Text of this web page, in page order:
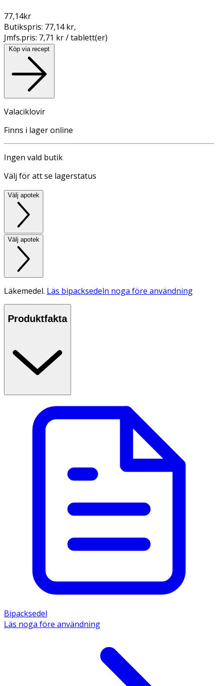
77,14kr
Butikspris: 77,14 kr,
Jmfs.pris: 7,71 kr / tablett(er)
Köp via recept
Valaciklovir
Finns i lager online
Ingen vald butik
Välj för att se lagerstatus
Välj apotek
Välj apotek
Läkemedel. Läs bipacksedeln noga före användning
Produktfakta
Bipacksedel
Läs noga före användning